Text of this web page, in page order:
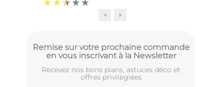
Remise sur votre prochaine commande
en vous inscrivant à la Newsletter
Recevez nos bons plans, astuces déco et
offres privilègiées